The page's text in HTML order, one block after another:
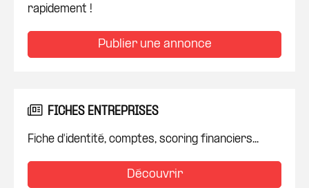
rapidement !
Publier une annonce
FICHES ENTREPRISES
Fiche d'identité, comptes, scoring financiers...
Découvrir